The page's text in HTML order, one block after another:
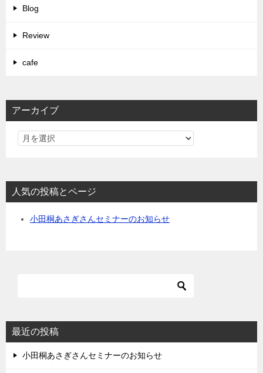
Blog
Review
cafe
アーカイブ
人気の投稿とページ
小田桐あさぎさんセミナーのお知らせ
最近の投稿
小田桐あさぎさんセミナーのお知らせ